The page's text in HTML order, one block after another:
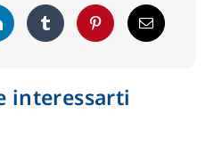
interessarti